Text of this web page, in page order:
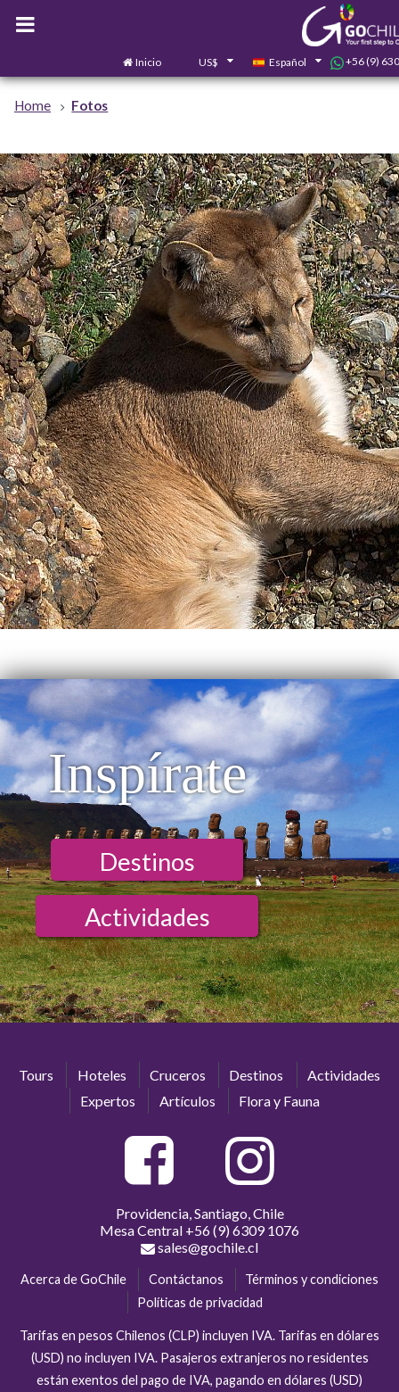
Inicio US$ Español +56 (9)
Home Fotos
Inspírate
Destinos
Actividades
Tours Hoteles Cruceros Destinos
Actividades
Expertos
Artículos Flora y Fauna
Providencia, Santiago, Chile
Mesa Central +56 (9) 6309 1076
sales@gochile.cl
Acerca de GoChile Contáctanos
Términos y condiciones
Políticas de privacidad
Tarifas en pesos Chilenos (CLP) incluyen IVA. Tarifas en dólares
(USD) no incluyen IVA. Pasajeros extranjeros no residentes
están exentos del pago de IVA, pagando en dólares (USD)